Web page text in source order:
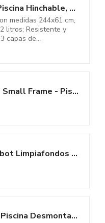
Intex 55236 - Piscina Hinchable, Ø244x61 cm, 1.942 litros, Piscina...
medidas 244x61 cm,
litros; Resistente y
capas de...
Intex 28270NP Small Frame - Piscina Desmontable, 220 x 150 x 60 cm, 1.662...
Pooleco S1 Robot Limpiafondos de Superficie Piscina con Portacloros, Doble...
INTEX 55243 - Piscina Desmontable Rectangular con depuradora Prism Frame